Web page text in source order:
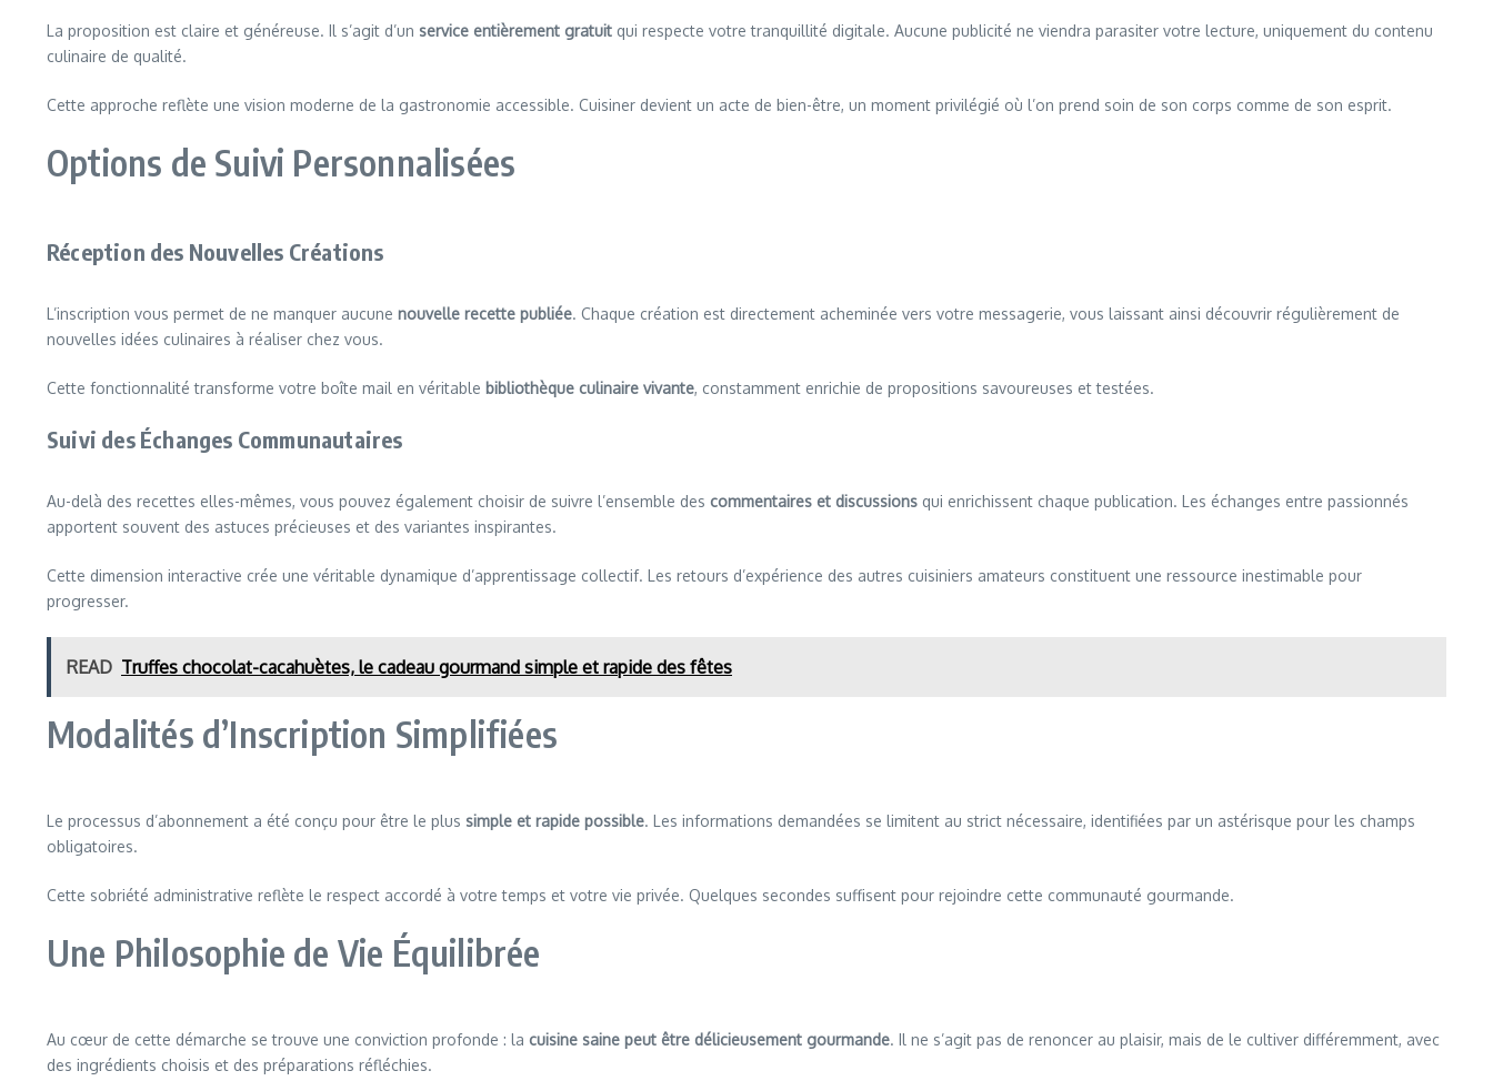
La proposition est claire et généreuse. Il s’agit d’un service entièrement gratuit qui respecte votre tranquillité digitale. Aucune publicité ne viendra parasiter votre lecture, uniquement du contenu
culinaire de qualité.
Cette approche reflète une vision moderne de la gastronomie accessible. Cuisiner devient un acte de bien-être, un moment privilégié où l’on prend soin de son corps comme de son esprit.
Options de Suivi Personnalisées
Réception des Nouvelles Créations
L’inscription vous permet de ne manquer aucune nouvelle recette publiée. Chaque création est directement acheminée vers votre messagerie, vous laissant ainsi découvrir régulièrement de
nouvelles idées culinaires à réaliser chez vous.
Cette fonctionnalité transforme votre boîte mail en véritable bibliothèque culinaire vivante, constamment enrichie de propositions savoureuses et testées.
Suivi des Échanges Communautaires
Au-delà des recettes elles-mêmes, vous pouvez également choisir de suivre l’ensemble des commentaires et discussions qui enrichissent chaque publication. Les échanges entre passionnés
apportent souvent des astuces précieuses et des variantes inspirantes.
Cette dimension interactive crée une véritable dynamique d’apprentissage collectif. Les retours d’expérience des autres cuisiniers amateurs constituent une ressource inestimable pour
progresser.
READ Truffes chocolat-cacahuètes, le cadeau gourmand simple et rapide des fêtes
Modalités d’Inscription Simplifiées
Le processus d’abonnement a été conçu pour être le plus simple et rapide possible. Les informations demandées se limitent au strict nécessaire, identifiées par un astérisque pour les champs
obligatoires.
Cette sobriété administrative reflète le respect accordé à votre temps et votre vie privée. Quelques secondes suffisent pour rejoindre cette communauté gourmande.
Une Philosophie de Vie Équilibrée
Au cœur de cette démarche se trouve une conviction profonde : la cuisine saine peut être délicieusement gourmande. Il ne s’agit pas de renoncer au plaisir, mais de le cultiver différemment, avec
des ingrédients choisis et des préparations réfléchies.